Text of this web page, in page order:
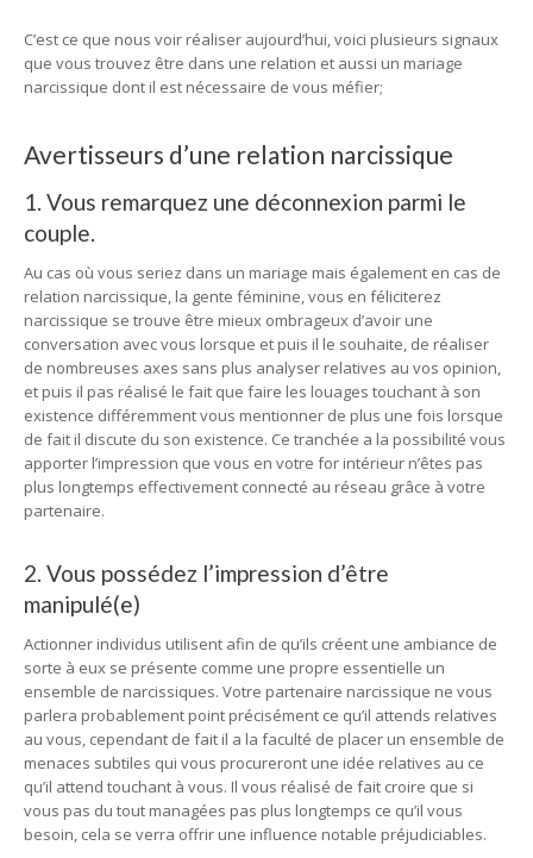
C’est ce que nous voir réaliser aujourd’hui, voici plusieurs signaux
que vous trouvez être dans une relation et aussi un mariage
narcissique dont il est nécessaire de vous méfier;
Avertisseurs d’une relation narcissique
1. Vous remarquez une déconnexion parmi le
couple.
Au cas où vous seriez dans un mariage mais également en cas de
relation narcissique, la gente féminine, vous en féliciterez
narcissique se trouve être mieux ombrageux d’avoir une
conversation avec vous lorsque et puis il le souhaite, de réaliser
de nombreuses axes sans plus analyser relatives au vos opinion,
et puis il pas réalisé le fait que faire les louages touchant à son
existence différemment vous mentionner de plus une fois lorsque
de fait il discute du son existence. Ce tranchée a la possibilité vous
apporter l’impression que vous en votre for intérieur n’êtes pas
plus longtemps effectivement connecté au réseau grâce à votre
partenaire.
2. Vous possédez l’impression d’être
manipulé(e)
Actionner individus utilisent afin de qu’ils créent une ambiance de
sorte à eux se présente comme une propre essentielle un
ensemble de narcissiques. Votre partenaire narcissique ne vous
parlera probablement point précisément ce qu’il attends relatives
au vous, cependant de fait il a la faculté de placer un ensemble de
menaces subtiles qui vous procureront une idée relatives au ce
qu’il attend touchant à vous. Il vous réalisé de fait croire que si
vous pas du tout managées pas plus longtemps ce qu’il vous
besoin, cela se verra offrir une influence notable préjudiciables.